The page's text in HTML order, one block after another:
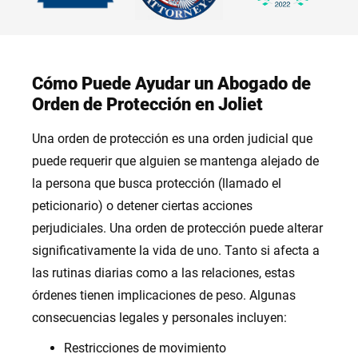
Cómo Puede Ayudar un Abogado de
Orden de Protección en Joliet
Una orden de protección es una orden judicial que
puede requerir que alguien se mantenga alejado de
la persona que busca protección (llamado el
peticionario) o detener ciertas acciones
perjudiciales. Una orden de protección puede alterar
significativamente la vida de uno. Tanto si afecta a
las rutinas diarias como a las relaciones, estas
órdenes tienen implicaciones de peso. Algunas
consecuencias legales y personales incluyen:
Restricciones de movimiento